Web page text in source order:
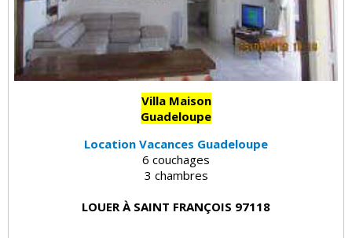
Villa Maison
Guadeloupe
Location Vacances Guadeloupe
6 couchages
3 chambres
LOUER À SAINT FRANÇOIS 97118